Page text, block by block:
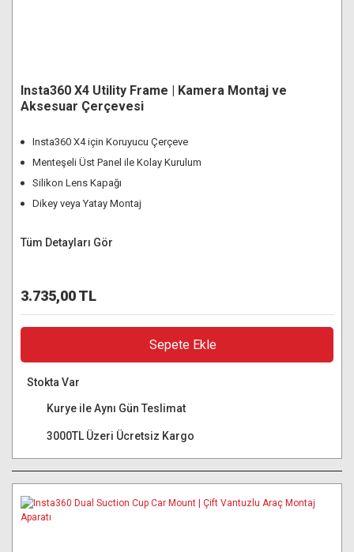
Insta360 X4 Utility Frame | Kamera Montaj ve
Aksesuar Çerçevesi
Insta360 X4 için Koruyucu Çerçeve
Menteşeli Üst Panel ile Kolay Kurulum
Silikon Lens Kapağı
Dikey veya Yatay Montaj
Tüm Detayları Gör
3.735,00 TL
Sepete Ekle
Stokta Var
Kurye ile Aynı Gün Teslimat
3000TL Üzeri Ücretsiz Kargo